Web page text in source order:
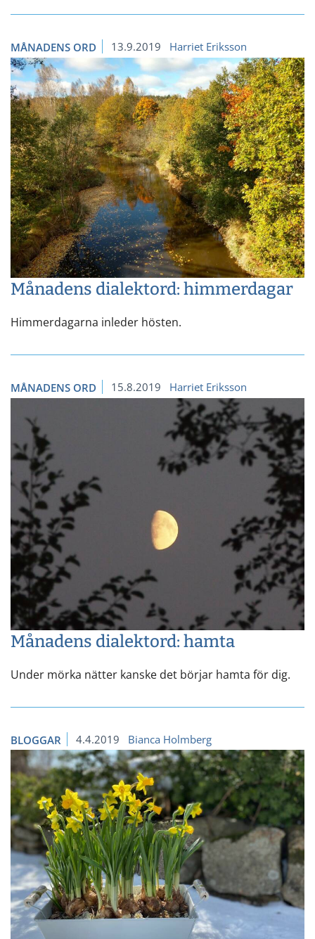
MÅNADENS ORD 13.9.2019 Harriet Eriksson
Månadens dialektord: himmerdagar
Himmerdagarna inleder hösten.
MÅNADENS ORD 15.8.2019 Harriet Eriksson
Månadens dialektord: hamta
Under mörka nätter kanske det börjar hamta för dig.
BLOGGAR 4.4.2019 Bianca Holmberg